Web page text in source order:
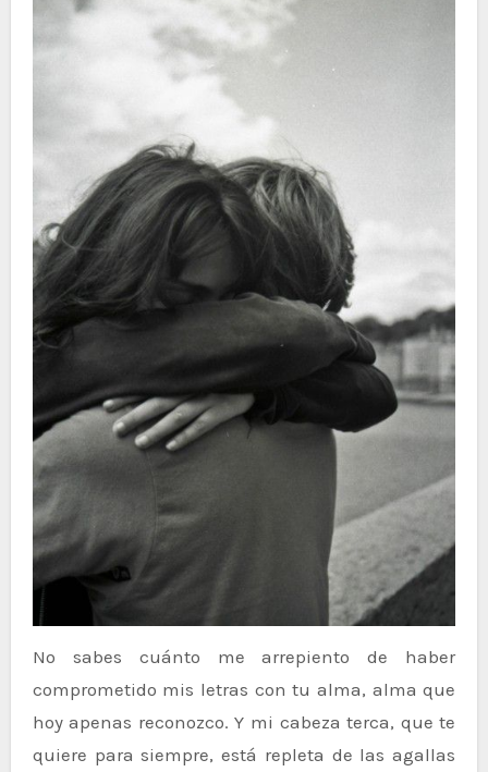
No sabes cuánto me arrepiento de haber
comprometido mis letras con tu alma, alma que
hoy apenas reconozco. Y mi cabeza terca, que te
quiere para siempre, está repleta de las agallas